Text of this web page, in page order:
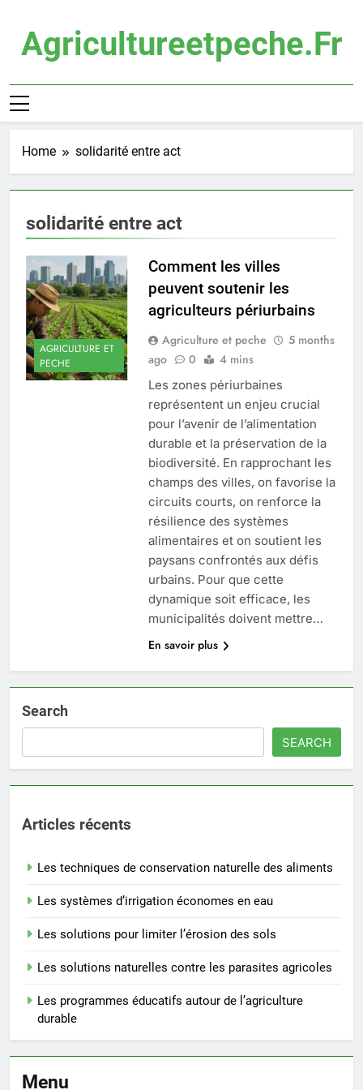
contentAgricultureetpeche.fr
Home solidarité entre act
solidarité entre act
AGRICULTURE ET
PECHE
Comment les villes
peuvent soutenir les
agriculteurs périurbains
Agriculture et peche
5 months
ago
0 4 mins
Les zones périurbaines
représentent un enjeu crucial
pour l’avenir de l’alimentation
durable et la préservation de la
biodiversité. En rapprochant les
champs des villes, on favorise la
circuits courts, on renforce la
résilience des systèmes
alimentaires et on soutient les
paysans confrontés aux défis
urbains. Pour que cette
dynamique soit efficace, les
municipalités doivent mettre…
En savoir plus
Search
SEARCH
Articles récents
Les techniques de conservation naturelle des aliments
Les systèmes d’irrigation économes en eau
Les solutions pour limiter l’érosion des sols
Les solutions naturelles contre les parasites agricoles
Les programmes éducatifs autour de l’agriculture
durable
Menu